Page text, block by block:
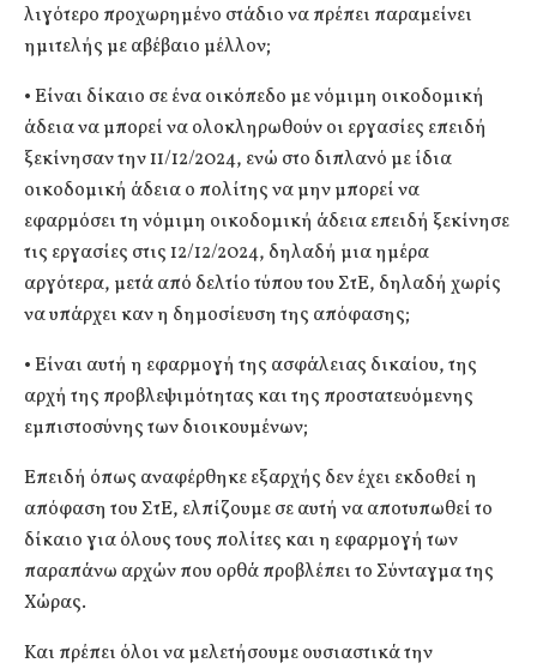
λιγότερο προχωρημένο στάδιο να πρέπει παραμείνει
ημιτελής με αβέβαιο μέλλον;
• Είναι δίκαιο σε ένα οικόπεδο με νόμιμη οικοδομική
άδεια να μπορεί να ολοκληρωθούν οι εργασίες επειδή
ξεκίνησαν την 11/12/2024, ενώ στο διπλανό με ίδια
οικοδομική άδεια ο πολίτης να μην μπορεί να
εφαρμόσει τη νόμιμη οικοδομική άδεια επειδή ξεκίνησε
τις εργασίες στις 12/12/2024, δηλαδή μια ημέρα
αργότερα, μετά από δελτίο τύπου του ΣτΕ, δηλαδή χωρίς
να υπάρχει καν η δημοσίευση της απόφασης;
• Είναι αυτή η εφαρμογή της ασφάλειας δικαίου, της
αρχή της προβλεψιμότητας και της προστατευόμενης
εμπιστοσύνης των διοικουμένων;
Επειδή όπως αναφέρθηκε εξαρχής δεν έχει εκδοθεί η
απόφαση του ΣτΕ, ελπίζουμε σε αυτή να αποτυπωθεί το
δίκαιο για όλους τους πολίτες και η εφαρμογή των
παραπάνω αρχών που ορθά προβλέπει το Σύνταγμα της
Χώρας.
Και πρέπει όλοι να μελετήσουμε ουσιαστικά την